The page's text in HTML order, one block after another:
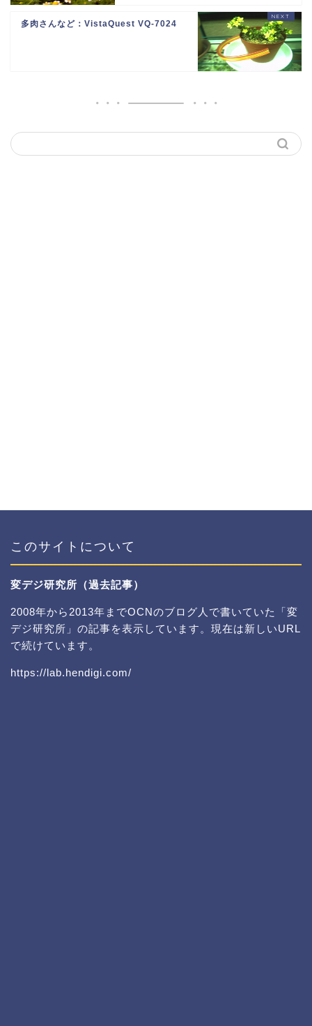
多肉さんなど：VistaQuest VQ-7024
このサイトについて
変デジ研究所（過去記事）
2008年から2013年までOCNのブログ人で書いていた「変
デジ研究所」の記事を表示しています。現在は新しいURL
で続けています。
https://lab.hendigi.com/